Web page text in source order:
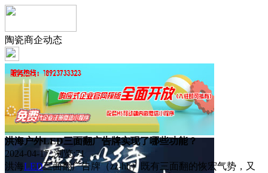
陶瓷商企动态
洪海户外LED三面翻广告牌实现了哪些功能？
2024-04-17 浏览:71
洪海LED三面翻广告牌（zz-hh）既有三面翻的恢宏气势，又